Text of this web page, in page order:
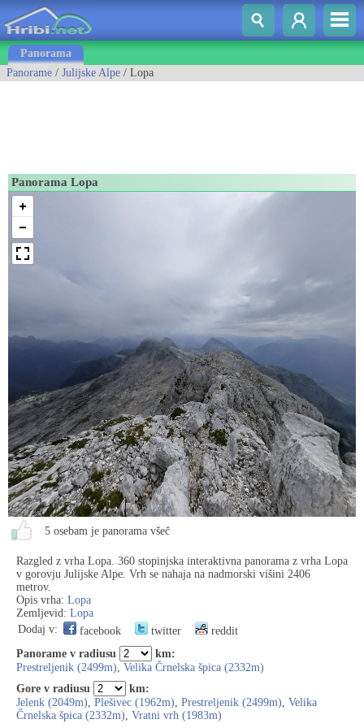
Panorama
Panorame / Julijske Alpe / Lopa
Panorama Lopa
5 osebam je panorama všeč
Razgled z vrha Lopa. 360 stopinjska interaktivna panorama z vrha Lopa
v gorovju Julijske Alpe. Vrh se nahaja na nadmorski višini 2406
metrov.
Opis vrha: Lopa
Zemljevid: Lopa
Dodaj v:
facebook twitter
reddit
Panorame v radiusu
km:
Prestreljenik (2499m), Velika Črnelska špica (2332m)
Gore v radiusu
km:
Jelenk (2049m), Plešivec (1962m), Prestreljenik (2499m), Velika
Črnelska špica (2332m), Vratni vrh (1983m)